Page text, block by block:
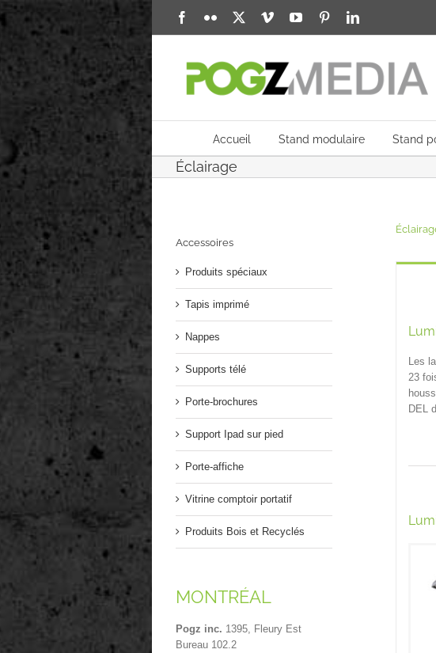
Passer
au
contenu
Facebook
Flickr VimeoYouTubePinterestLinkedIn
Accueil Stand modulaire Stand
Éclairage
Les
23
DEL
Accessoires
Produits spéciaux
Tapis imprimé
Nappes
Supports télé
Porte-brochures
Support Ipad sur pied
Porte-affiche
Vitrine comptoir portatif
Produits Bois et Recyclés
MONTRÉAL
Pogz inc. 1395, Fleury Est
Bureau 102.2